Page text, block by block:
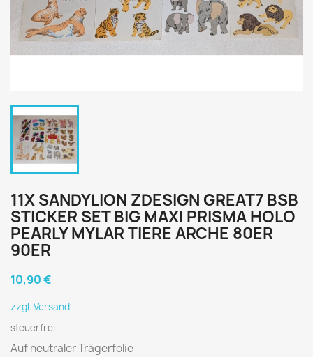
11X SANDYLION ZDESIGN GREAT7 BSB
STICKER SET BIG MAXI PRISMA HOLO
PEARLY MYLAR TIERE ARCHE 80ER
90ER
10,90 €
zzgl. Versand
steuerfrei
Auf neutraler Trägerfolie